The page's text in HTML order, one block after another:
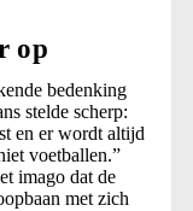
op
bedenking
stelde scherp:
en er wordt altijd
voetballen.”
imago dat de
met zich